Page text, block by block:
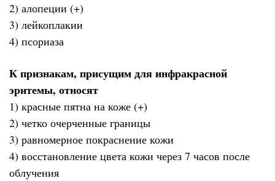
2) алопеции (+)
3) лейкоплакии
4) псориаза
К признакам, присущим для инфракрасной
эритемы, относят
1) красные пятна на коже (+)
2) четко очерченные границы
3) равномерное покраснение кожи
4) восстановление цвета кожи через 7 часов после
облучения